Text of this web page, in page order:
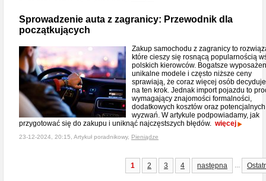
Sprowadzenie auta z zagranicy: Przewodnik dla
początkujących
Zakup samochodu z zagranicy to
które cieszy się rosnącą popularnością
polskich kierowców. Bogatsze
unikalne modele i często niższe ceny
sprawiają, że coraz więcej osób
na ten krok. Jednak import pojazdu to
wymagający znajomości formalności,
dodatkowych kosztów oraz potencjalnych
wyzwań. W artykule podpowiadamy, jak
przygotować się do zakupu i uniknąć najczęstszych błędów. więcej
23-12-2024, 20:15, Artykuł poradnikowy, Pieniądze
1 2 3 4 następna ...